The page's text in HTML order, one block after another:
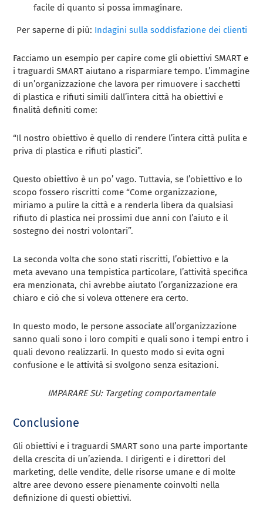
facile di quanto si possa immaginare.
Per saperne di più: Indagini sulla soddisfazione dei clienti
Facciamo un esempio per capire come gli obiettivi SMART e
i traguardi SMART aiutano a risparmiare tempo. L’immagine
di un’organizzazione che lavora per rimuovere i sacchetti
di plastica e rifiuti simili dall’intera città ha obiettivi e
finalità definiti come:
“Il nostro obiettivo è quello di rendere l’intera città pulita e
priva di plastica e rifiuti plastici”.
Questo obiettivo è un po’ vago. Tuttavia, se l’obiettivo e lo
scopo fossero riscritti come “Come organizzazione,
miriamo a pulire la città e a renderla libera da qualsiasi
rifiuto di plastica nei prossimi due anni con l’aiuto e il
sostegno dei nostri volontari”.
La seconda volta che sono stati riscritti, l’obiettivo e la
meta avevano una tempistica particolare, l’attività specifica
era menzionata, chi avrebbe aiutato l’organizzazione era
chiaro e ciò che si voleva ottenere era certo.
In questo modo, le persone associate all’organizzazione
sanno quali sono i loro compiti e quali sono i tempi entro i
quali devono realizzarli. In questo modo si evita ogni
confusione e le attività si svolgono senza esitazioni.
IMPARARE SU: Targeting comportamentale
Conclusione
Gli obiettivi e i traguardi SMART sono una parte importante
della crescita di un’azienda. I dirigenti e i direttori del
marketing, delle vendite, delle risorse umane e di molte
altre aree devono essere pienamente coinvolti nella
definizione di questi obiettivi.